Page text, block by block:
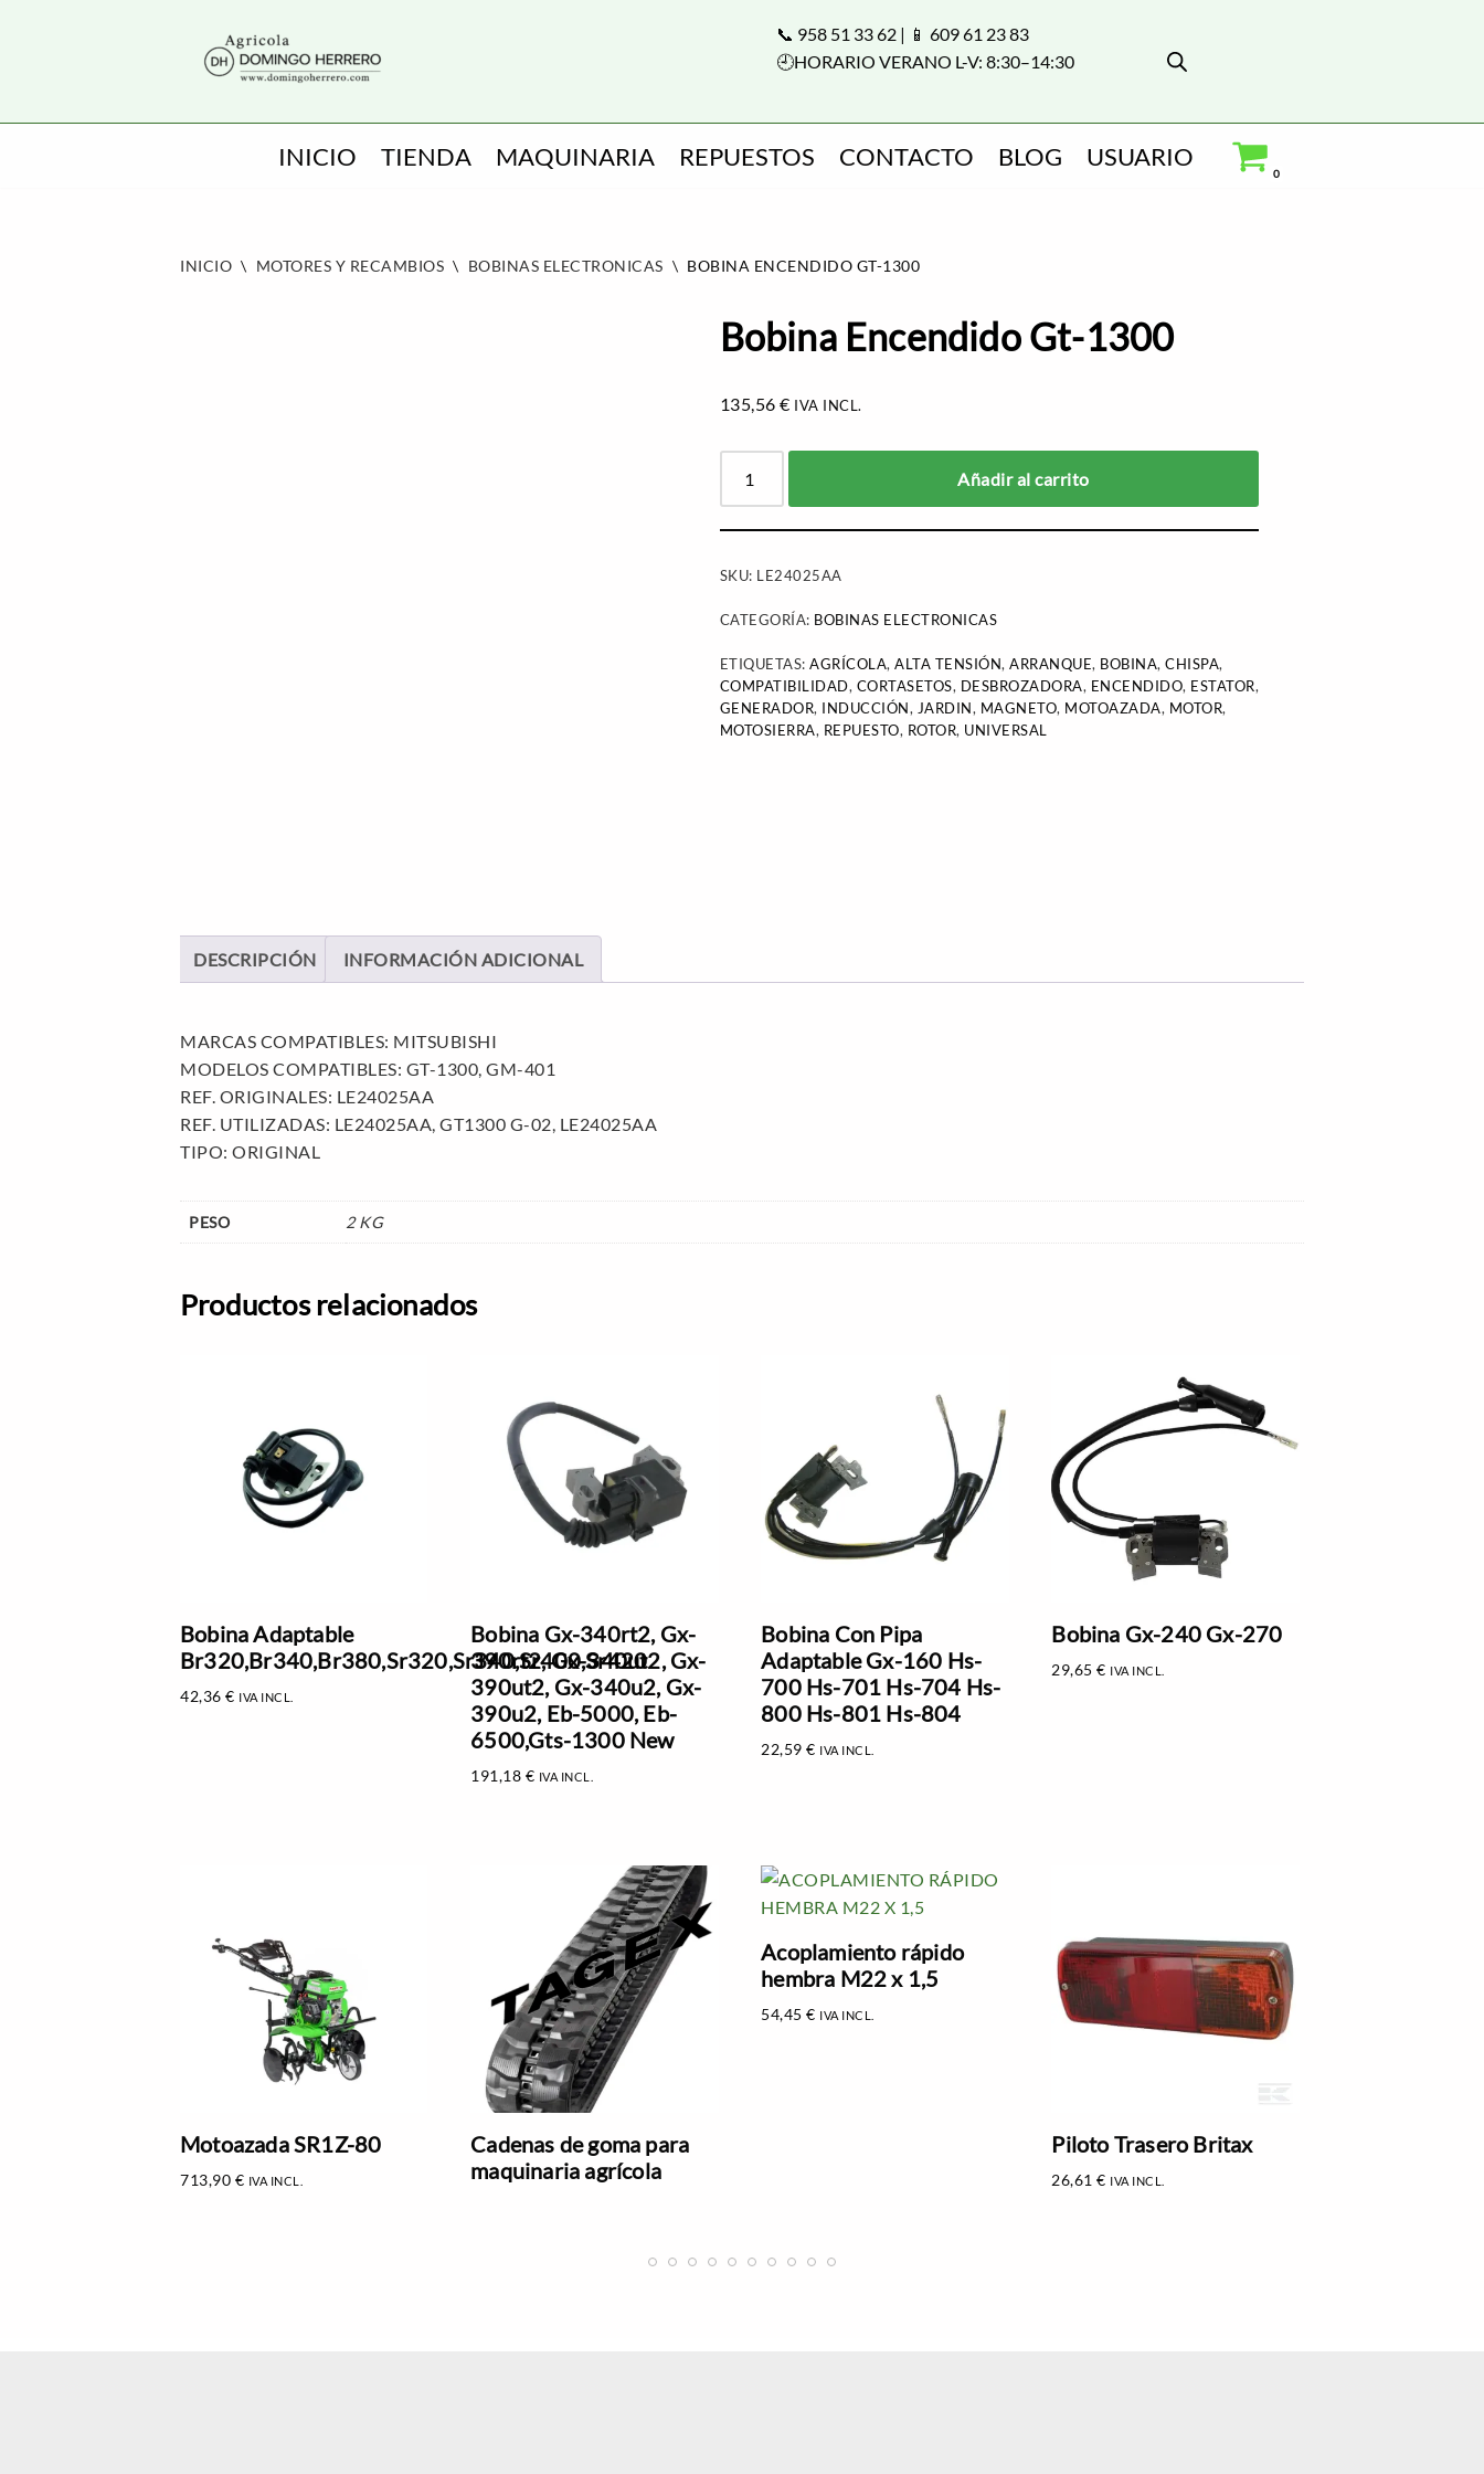
📞 958 51 33 62 | 📱 609 61 23 83
🕘HORARIO VERANO L-V: 8:30–14:30
INICIO TIENDA MAQUINARIA REPUESTOS CONTACTO BLOG USUARIO
0
INICIO \ MOTORES Y RECAMBIOS \ BOBINAS ELECTRONICAS \ BOBINA ENCENDIDO GT-1300
Bobina Encendido Gt-1300
135,56€ IVA INCL.
Añadir al carrito
SKU: LE24025AA
CATEGORÍA: BOBINAS ELECTRONICAS
ETIQUETAS:AGRÍCOLA,ALTA TENSIÓN,ARRANQUE, BOBINA,CHISPA,
COMPATIBILIDAD, CORTASETOS, DESBROZADORA, ENCENDIDO, ESTATOR,
GENERADOR, INDUCCIÓN, JARDIN, MAGNETO, MOTOAZADA, MOTOR,
MOTOSIERRA, REPUESTO, ROTOR, UNIVERSAL
DESCRIPCIÓN INFORMACIÓN ADICIONAL
MARCAS COMPATIBLES: MITSUBISHI
MODELOS COMPATIBLES: GT-1300, GM-401
REF. ORIGINALES: LE24025AA
REF. UTILIZADAS: LE24025AA, GT1300 G-02, LE24025AA
TIPO: ORIGINAL
PESO 2 KG
Productos relacionados
Bobina Adaptable
Br320,Br340,Br380,Sr320,Sr340,Sr400,Sr420
42,36 € IVA INCL.
Bobina Gx-340rt2, Gx-
390rt2, Gx-340ut2, Gx-
390ut2, Gx-340u2, Gx-
390u2, Eb-5000, Eb-
6500,Gts-1300 New
191,18 € IVA INCL.
Bobina Con Pipa
Adaptable Gx-160 Hs-
700 Hs-701 Hs-704 Hs-
800 Hs-801 Hs-804
22,59€ IVA INCL.
Bobina Gx-240 Gx-270
29,65€ IVA INCL.
Motoazada SR1Z-80
713,90 € IVA INCL.
Cadenas de goma para
maquinaria agrícola
Acoplamiento rápido
hembra M22 x 1,5
54,45€ IVA INCL.
Piloto Trasero Britax
26,61€ IVA INCL.